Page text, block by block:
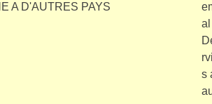
al
rvi
s